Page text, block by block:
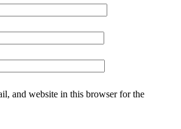
and website in this browser for the